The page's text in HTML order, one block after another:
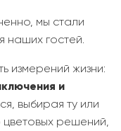
мы стали
наших гостей.
измерений жизни:
и
выбирая ту или
решений,